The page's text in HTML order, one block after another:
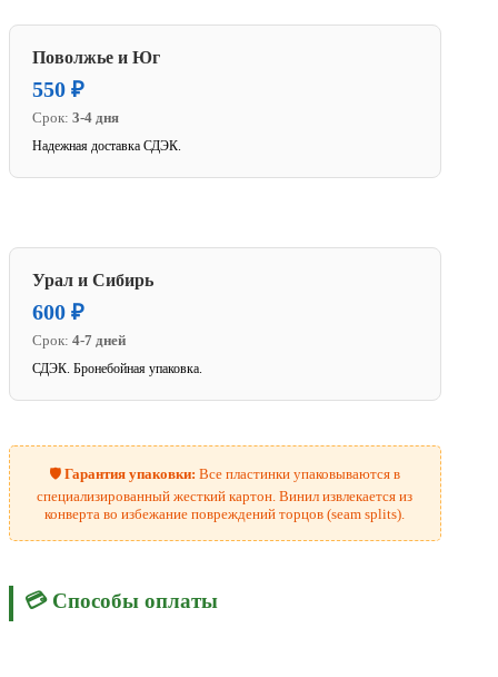
Поволжье и Юг
550 ₽
Срок: 3-4 дня
Надежная доставка СДЭК.
Урал и Сибирь
600 ₽
Срок: 4-7 дней
СДЭК. Бронебойная упаковка.
🛡️Гарантия упаковки: Все пластинки упаковываются в
специализированный жесткий картон. Винил извлекается из
конверта во избежание повреждений торцов (seam splits).
💳 Способы оплаты